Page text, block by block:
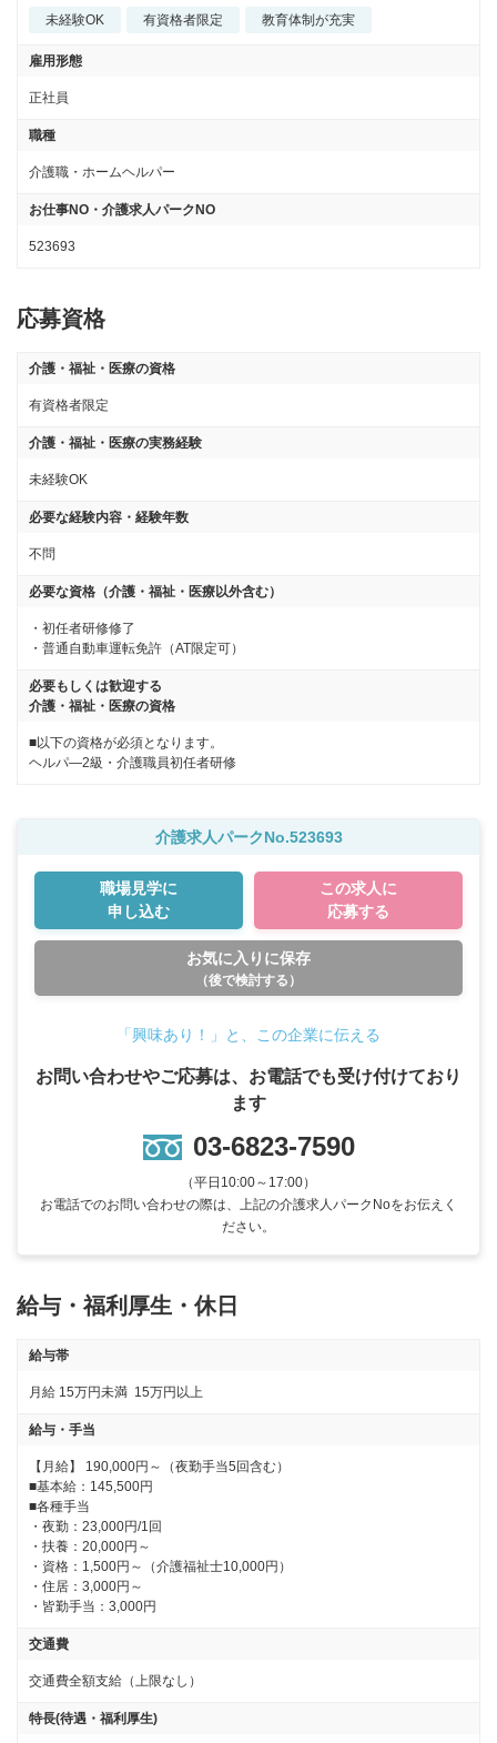
未経験OK 有資格者限定 教育体制が充実
雇用形態
正社員
職種
介護職・ホームヘルパー
お仕事NO・介護求人パークNO
523693
応募資格
介護・福祉・医療の資格
有資格者限定
介護・福祉・医療の実務経験
未経験OK
必要な経験内容・経験年数
不問
必要な資格（介護・福祉・医療以外含む）
・初任者研修修了
・普通自動車運転免許（AT限定可）
必要もしくは歓迎する
介護・福祉・医療の資格
■以下の資格が必須となります。
ヘルパ―2級・介護職員初任者研修
介護求人パークNo.523693
職場見学に
申し込む
この求人に
応募する
お気に入りに保存
（後で検討する）
「興味あり！」と、この企業に伝える
お問い合わせやご応募は、お電話でも受け付けており
ます
03-6823-7590
（平日10:00～17:00）
お電話でのお問い合わせの際は、上記の介護求人パークNoをお伝えく
ださい。
給与・福利厚生・休日
給与帯
月給 15万円未満 15万円以上
給与・手当
【月給】 190,000円～（夜勤手当5回含む）
■基本給：145,500円
■各種手当
・夜勤：23,000円/1回
・扶養：20,000円～
・資格：1,500円～（介護福祉士10,000円）
・住居：3,000円～
・皆勤手当：3,000円
交通費
交通費全額支給（上限なし）
特長(待遇・福利厚生)